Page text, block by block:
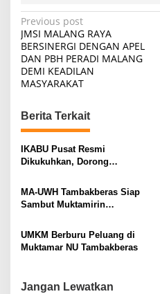
P
o
s
t
a
v
i
a
i
o
n
Previous post
JMSI MALANG RAYA
BERSINERGI DENGAN APEL
DAN PBH PERADI MALANG
DEMI KEADILAN
MASYARAKAT
Berita Terkait
IKABU Pusat Resmi
Dikukuhkan, Dorong
Alumni
MA-UWH Tambakberas Siap
Sambut Muktamirin
UMKM Berburu Peluang di
Muktamar NU Tambakberas
Jangan Lewatkan